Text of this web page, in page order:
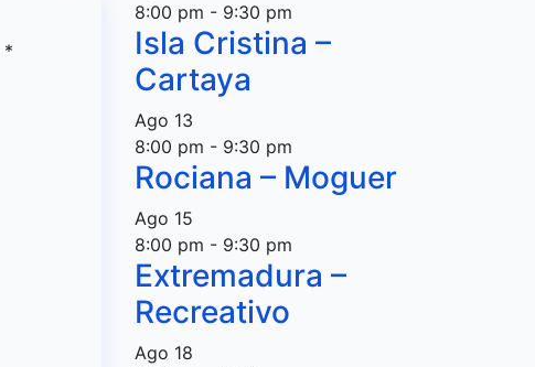
*
8:00 pm - 9:30 pm
Isla Cristina –
Cartaya
Ago 13
8:00 pm - 9:30 pm
Rociana – Moguer
Ago 15
8:00 pm - 9:30 pm
Extremadura –
Recreativo
Ago 18